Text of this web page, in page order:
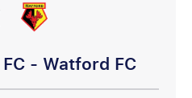
- Watford FC